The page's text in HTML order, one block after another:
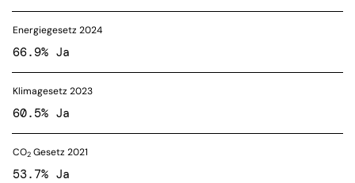
Energiegesetz 2024
66.9% Ja
Klimagesetz 2023
60.5% Ja
CO2 Gesetz 2021
53.7% Ja